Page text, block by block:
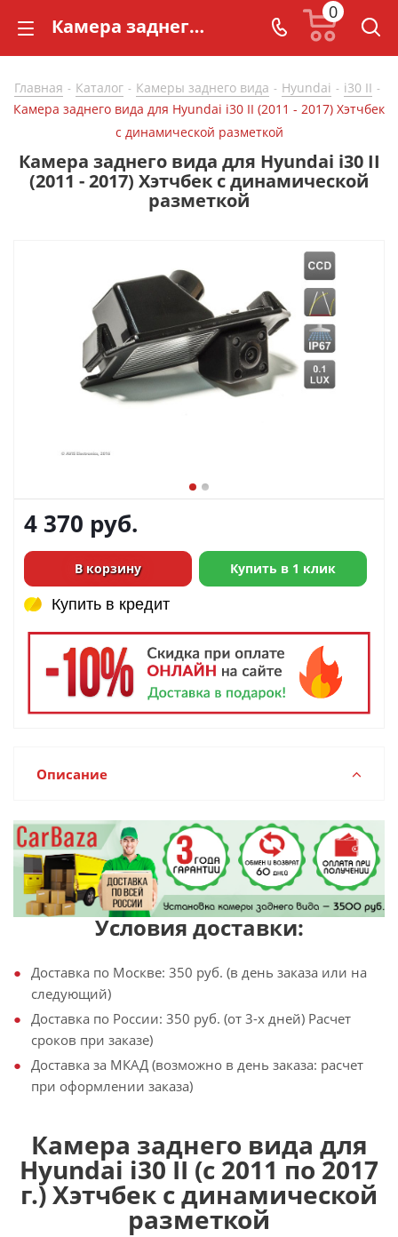
Камера заднего вида для Hyundai i30 II (2011 - 2017) Хэтчбек с динамической разметкой - купить в СarBaza
0
Главная - Каталог - Камеры заднего вида - Hyundai - i30 II -
Камера заднего вида для Hyundai i30 II (2011 - 2017) Хэтчбек
с динамической разметкой
Камера заднего вида для Hyundai i30 II
(2011 - 2017) Хэтчбек с динамической
разметкой
4 370 руб.
В корзину Купить в 1 клик
Купить в кредит
Купить в кредит
Описание
Условия доставки:
Доставка по Москве: 350 руб. (в день заказа или на
следующий)
Доставка по России: 350 руб. (от 3-х дней) Расчет
сроков при заказе)
Доставка за МКАД (возможно в день заказа: расчет
при оформлении заказа)
Камера заднего вида для
Hyundai i30 II (с 2011 по 2017
г.) Хэтчбек с динамической
разметкой